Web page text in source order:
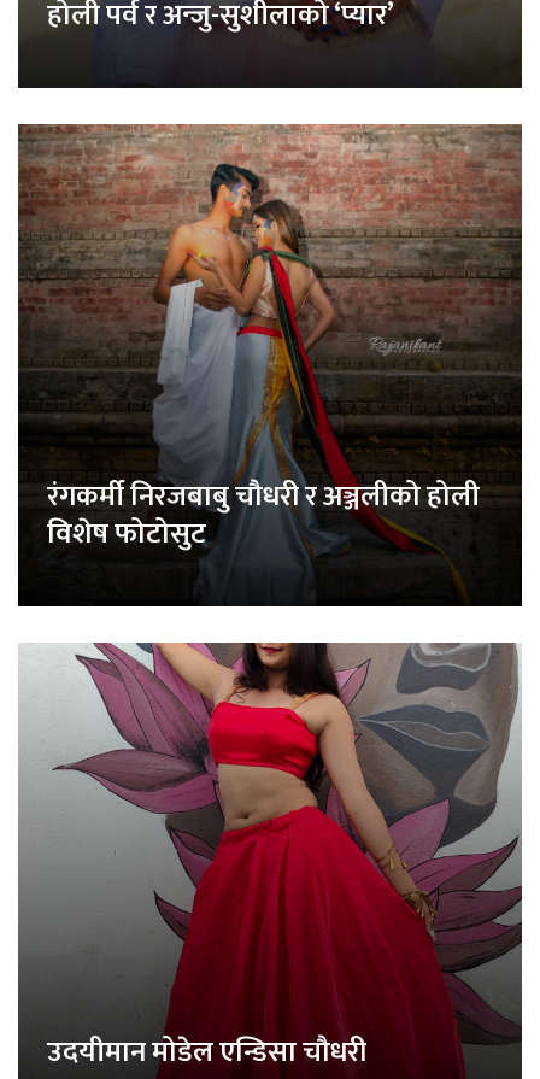
होली पर्व र अन्जु-सुशीलाको ‘प्यार’
रंगकर्मी निरजबाबु चौधरी र अञ्जलीको होली
विशेष फोटोसुट
उदयीमान मोडेल एन्डिसा चौधरी